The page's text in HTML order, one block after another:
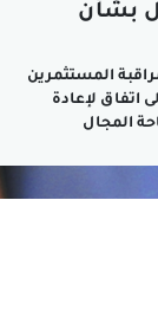
بشأن
المستثمرين
اتفاق لإعادة
المجال
عُمان الرسمي